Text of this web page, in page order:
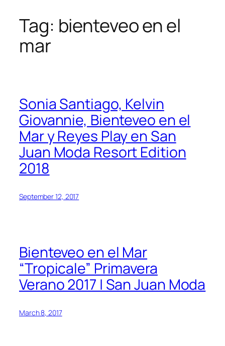
Skip
content
Tag: bienteveo en el
mar
Sonia Santiago, Kelvin
Giovannie, Bienteveo en el
Mar y Reyes Play en San
Juan Moda Resort Edition
2018
September 12, 2017
Bienteveo en el Mar
“Tropicale” Primavera
Verano 2017 | San Juan Moda
March 8, 2017